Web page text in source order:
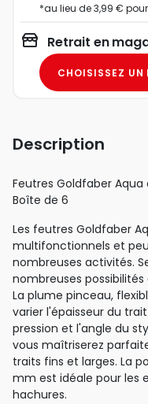
*au lieu de 3,99 €
Retrait en
CHOISISSEZ UN
Description
Feutres Goldfaber
Boîte de 6
Les feutres Goldfaber
multifonctionnels et
nombreuses activités.
nombreuses
La plume pinceau,
varier l'épaisseur du
pression et l'angle du
vous maîtriserez
traits fins et larges. La
mm est idéale pour les
hachures.